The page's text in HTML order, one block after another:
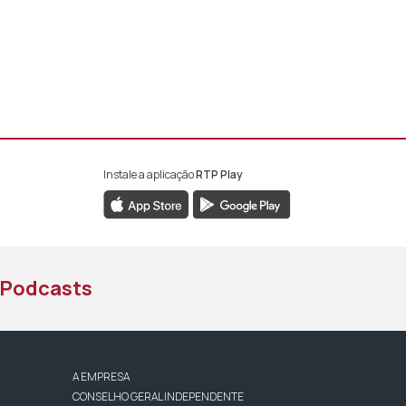
da RTP África
da RTP África
YouTube da RTP África
Instale a aplicaçãoRTP Play
Podcasts
A EMPRESA
CONSELHO GERAL INDEPENDENTE